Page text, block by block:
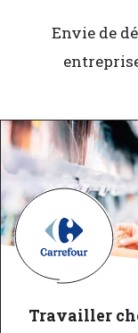
Envie de
Travailler